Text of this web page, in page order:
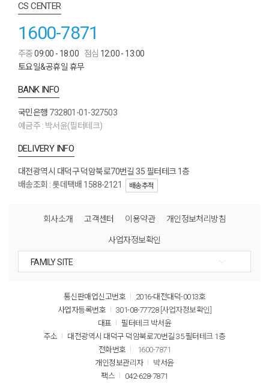
CS CENTER
1600-7871
주중09:00 - 18:00 점심 12:00 - 13:00
토요일&공휴일 휴무
BANK INFO
국민은행 732801-01-327503
예금주 : 박서윤(필터테크)
DELIVERY INFO
대전광역시 대덕구 덕암북로70번길 35 필터테크 1층
배송조회 : 롯데택배 1588-2121
배송추적
회사소개 고객센터 이용약관 개인정보처리방침
사업자정보확인
통신판매업신고번호
2016-대전대덕-0013호
사업자등록번호
301-08-77728 [사업자정보확인]
대표
필터테크 박서윤
주소
대전광역시 대덕구 덕암북로70번길 35 필터테크 1층
전화번호
1600-7871
개인정보관리자
박서윤
팩스
042-628-7871